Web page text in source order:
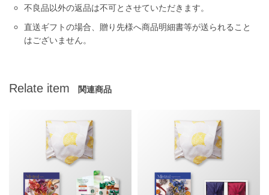
不良品以外の返品は不可とさせていただきます。
直送ギフトの場合、贈り先様へ商品明細書等が送られること
はございません。
Relate item 関連商品